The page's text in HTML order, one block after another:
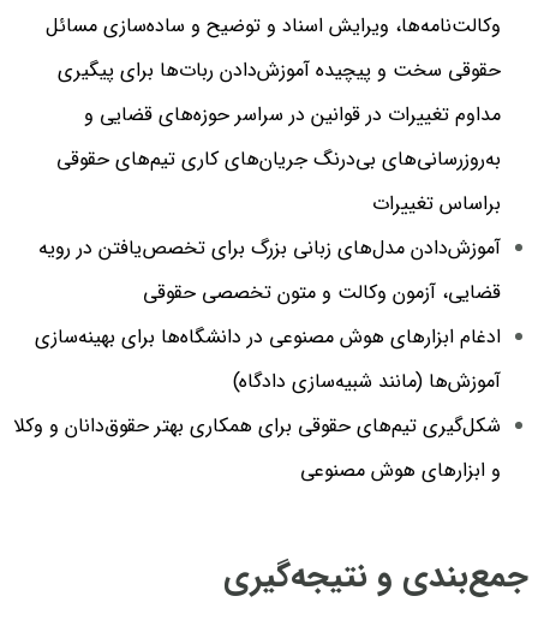
وکالت‌نامه‌ها، ویرایش اسناد و توضیح و ساده‌سازی مسائل
حقوقی سخت و پیچیدهآموزش‌دادن ربات‌ها برای پیگیری
مداوم تغییرات در قوانین در سراسر حوزه‌های قضایی و
به‌روزرسانی‌های بی‌درنگ جریان‌‌های کاری تیم‌های حقوقی
براساس تغییرات
آموزش‌دادن مدل‌های زبانی بزرگ برای تخصص‌یافتن دررویه
قضایی، آزمون وکالت ومتون تخصصی حقوقی
ادغام ابزارهای هوش مصنوعی در دانشگاه‌ها برای بهینه‌سازی
آموزش‌ها (مانند شبیه‌سازی دادگاه‌)
شکل‌گیری تیم‌های حقوقی برای همکاری بهتر حقوق‌دانان و وکلا
و ابزارهای هوش مصنوعی
جمع‌بندی و نتیجه‌گیری